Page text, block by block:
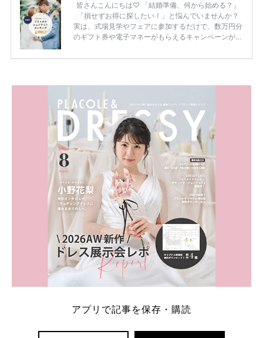
皆さんこんにちは♡ 「結婚準備、何から始める？」
「損せずお得に探したい！」と悩んでいませんか？
実は、式場見学やフェアに参加するだけで、数万円分
のギフト券や電子マネーがもらえるキャンペーンがあ
ため、比較せずに選ぶと損をしてしまうことも……。
内容：特典金額・条件・応募方法・注意点 「どこが
一番お得？」「プラコレの特典は？」といった疑問も
解決します。 まずは診断で候補を絞れる「ウェディ
ング診断」か、体験型 […]
続きを読む
アプリで記事を保存・購読